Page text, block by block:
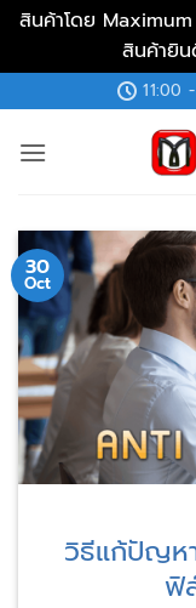
สินค้าโดย
สินค้ายิน
to
content
11:00
30
Oct
วิธีแก้ปัญห
ฟิ